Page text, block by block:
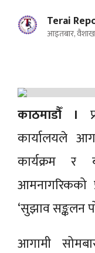
Terai
आइतबार,
काठमाडौँ ।
कार्यालयले
कार्यक्रम र
आमनागरिकको
‘सुझाव सङ्कलन
आगामी